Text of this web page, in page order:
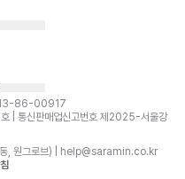
113-86-00917
| 통신판매업신고번호 제2025-서울강
동, 원그로브) | help@saramin.co.kr